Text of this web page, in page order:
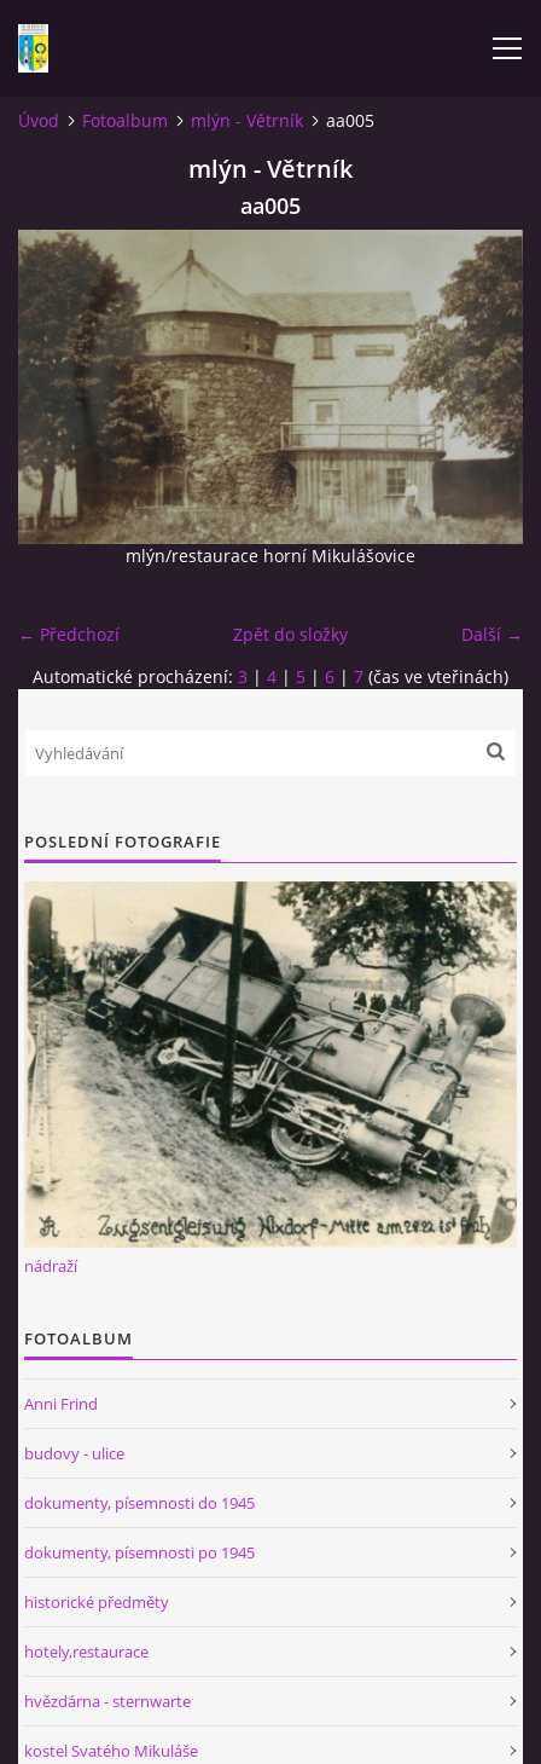
FOTOALBUM
KOMENTÁŘE
KONTAKT
KNIHA MIKULÁŠOVICE - NIXDORF
Úvod Fotoalbum mlýn - Větrník aa005
mlýn - Větrník
aa005
mlýn/restaurace horní Mikulášovice
← Předchozí Další →
Zpět do složky
Automatické procházení: 3 | 4 | 5 | 6 | 7 (čas ve vteřinách)
POSLEDNÍ FOTOGRAFIE
nádraží
FOTOALBUM
Anni Frind
budovy - ulice
dokumenty, písemnosti do 1945
dokumenty, písemnosti po 1945
historické předměty
hotely,restaurace
hvězdárna - sternwarte
kostel Svatého Mikuláše